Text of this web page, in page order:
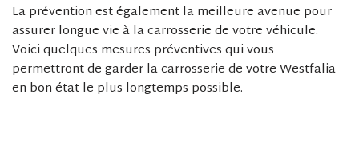
La prévention est également la meilleure avenue pour
assurer longue vie à la carrosserie de votre véhicule.
Voici quelques mesures préventives qui vous
permettront de garder la carrosserie de votre Westfalia
en bon état le plus longtemps possible.